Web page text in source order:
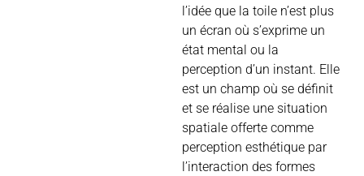
l’idée que la toile n’est plus
un écran où s’exprime un
état mental ou la
perception d’un instant. Elle
est un champ où se définit
et se réalise une situation
spatiale offerte comme
perception esthétique par
l’interaction des formes